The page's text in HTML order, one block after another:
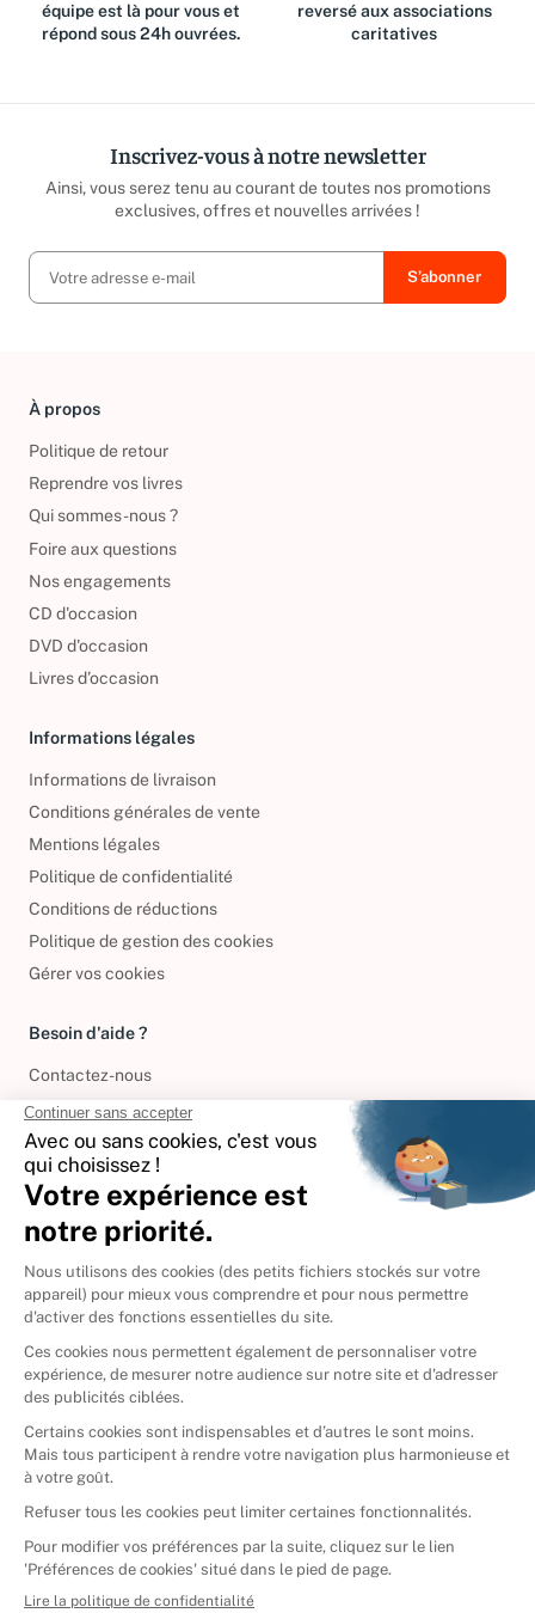
équipe est là pour vous et
répond sous 24h ouvrées.
reversé aux associations
caritatives
Inscrivez-vous à notre newsletter
Ainsi, vous serez tenu au courant de toutes nos promotions
exclusives, offres et nouvelles arrivées !
À propos
Politique de retour
Reprendre vos livres
Qui sommes-nous ?
Foire aux questions
Nos engagements
CD d'occasion
DVD d'occasion
Livres d’occasion
Informations légales
Informations de livraison
Conditions générales de vente
Mentions légales
Politique de confidentialité
Conditions de réductions
Politique de gestion des cookies
Gérer vos cookies
Besoin d'aide ?
Contactez-nous
International
🇪🇸Espagne
🇮🇹Italie
Donner vos livres